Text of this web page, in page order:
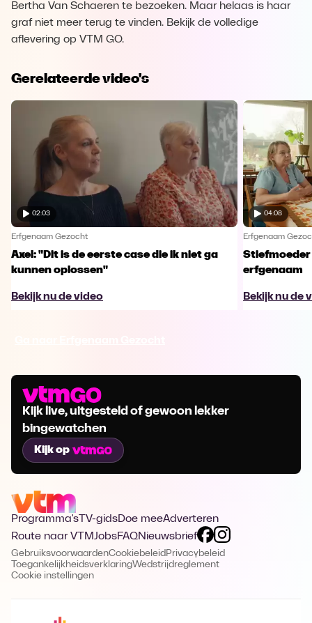
Bertha Van Schaeren te bezoeken. Maar helaas is haar
graf niet meer terug te vinden. Bekijk de volledige
aflevering op VTM GO.
Gerelateerde video's
02:03
Erfgenaam Gezocht
Axel: "Dit is de eerste case die ik niet ga
kunnen oplossen"
Bekijk nu de video
04:08
Erfgenaam
erfgenaam
Bekijk nu de
Kijk live, uitgesteld of gewoon lekker
bingewatchen
Kijk op
Programma's TV-gidsDoe meeAdverteren
Route naar VTMJobsFAQNieuwsbrief
GebruiksvoorwaardenCookiebeleid Privacybeleid
ToegankelijkheidsverklaringWedstrijdreglement
Cookie instellingen